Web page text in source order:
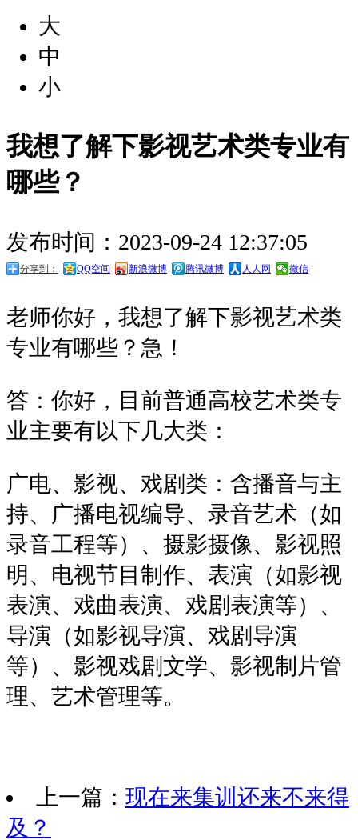
大
中
小
我想了解下影视艺术类专业有
哪些？
发布时间：2023-09-24 12:37:05
分享到： QQ空间 新浪微博 腾讯微博 人人网 微信
老师你好，我想了解下影视艺术类
专业有哪些？急！
答：你好，目前普通高校艺术类专
业主要有以下几大类：
广电、影视、戏剧类：含播音与主
持、广播电视编导、录音艺术（如
录音工程等）、摄影摄像、影视照
明、电视节目制作、表演（如影视
表演、戏曲表演、戏剧表演等）、
导演（如影视导演、戏剧导演
等）、影视戏剧文学、影视制片管
理、艺术管理等。
上一篇： 现在来集训还来不来得
及？